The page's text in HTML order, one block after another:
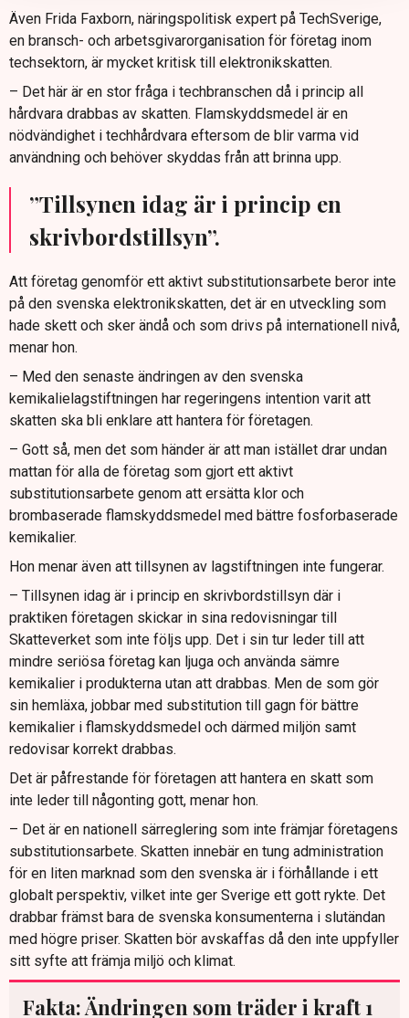
Även Frida Faxborn, näringspolitisk expert på TechSverige,
en bransch- och arbetsgivarorganisation för företag inom
techsektorn, är mycket kritisk till elektronikskatten.
– Det här är en stor fråga i techbranschen då i princip all
hårdvara drabbas av skatten. Flamskyddsmedel är en
nödvändighet i techhårdvara eftersom de blir varma vid
användning och behöver skyddas från att brinna upp.
”Tillsynen idag är i princip en
skrivbordstillsyn”.
Att företag genomför ett aktivt substitutionsarbete beror inte
på den svenska elektronikskatten, det är en utveckling som
hade skett och sker ändå och som drivs på internationell nivå,
menar hon.
– Med den senaste ändringen av den svenska
kemikalielagstiftningen har regeringens intention varit att
skatten ska bli enklare att hantera för företagen.
– Gott så, men det som händer är att man istället drar undan
mattan för alla de företag som gjort ett aktivt
substitutionsarbete genom att ersätta klor och
brombaserade flamskyddsmedel med bättre fosforbaserade
kemikalier.
Hon menar även att tillsynen av lagstiftningen inte fungerar.
– Tillsynen idag är i princip en skrivbordstillsyn där i
praktiken företagen skickar in sina redovisningar till
Skatteverket som inte följs upp. Det i sin tur leder till att
mindre seriösa företag kan ljuga och använda sämre
kemikalier i produkterna utan att drabbas. Men de som gör
sin hemläxa, jobbar med substitution till gagn för bättre
kemikalier i flamskyddsmedel och därmed miljön samt
redovisar korrekt drabbas.
Det är påfrestande för företagen att hantera en skatt som
inte leder till någonting gott, menar hon.
– Det är en nationell särreglering som inte främjar företagens
substitutionsarbete. Skatten innebär en tung administration
för en liten marknad som den svenska är i förhållande i ett
globalt perspektiv, vilket inte ger Sverige ett gott rykte. Det
drabbar främst bara de svenska konsumenterna i slutändan
med högre priser. Skatten bör avskaffas då den inte uppfyller
sitt syfte att främja miljö och klimat.
Fakta: Ändringen som träder i kraft 1